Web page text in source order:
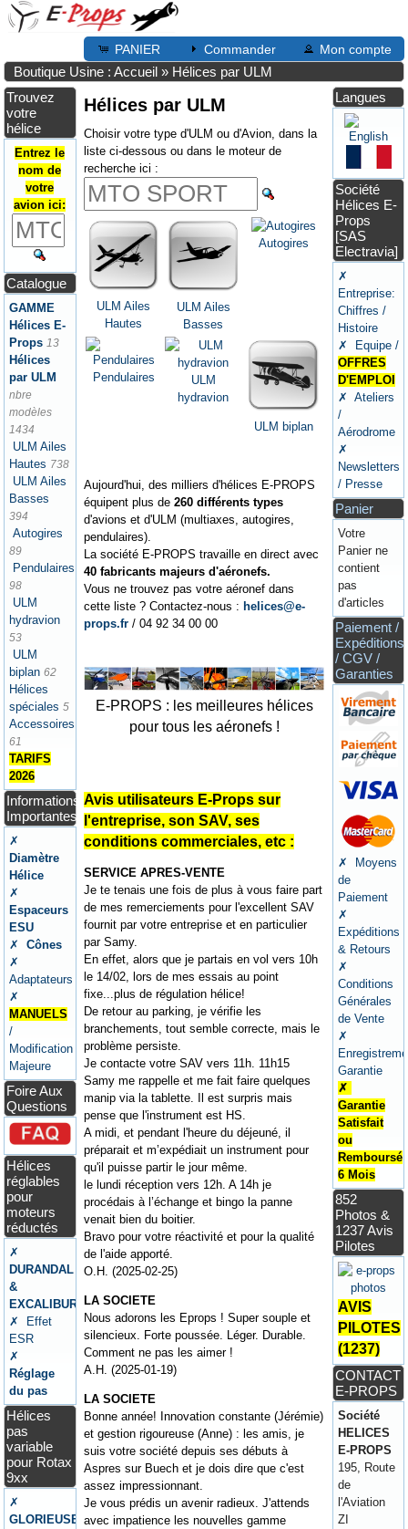
PANIER Commander Mon compte
Boutique Usine : Accueil » Hélices par ULM
Trouvez
votre
hélice
Entrez le
nom de
votre
avion ici:
Catalogue
GAMME
Hélices E-
Props 13
Hélices
par ULM
nbre
modèles
1434
ULM Ailes
Hautes 738
ULM Ailes
Basses
394
Autogires
89
Pendulaires
98
ULM
hydravion
53
ULM
biplan 62
Hélices
spéciales 5
Accessoires
61
TARIFS
2026
Informations
Importantes
✗
Diamètre
Hélice
✗
Espaceurs
ESU
✗
Cônes
✗
Adaptateurs
✗
MANUELS
/
Modification
Majeure
Foire Aux
Questions
Hélices
réglables
pour
moteurs
réductés
✗
DURANDAL
&
EXCALIBUR
✗ Effet
ESR
✗
Réglage
du pas
Hélices
pas
variable
pour Rotax
9xx
✗
GLORIEUSE
Hélices par ULM
Choisir votre type d'ULM ou d'Avion, dans la
liste ci-dessous ou dans le moteur de
recherche ici :
ULM Ailes
Hautes
ULM Ailes
Basses
Autogires
Pendulaires
ULM
hydravion
ULM biplan
Aujourd'hui, des milliers d'hélices E-PROPS
équipent plus de260 différents types
d'avions et d'ULM (multiaxes, autogires,
pendulaires).
La société E-PROPS travaille en direct avec
40 fabricants majeurs d'aéronefs.
Vous ne trouvez pas votre aéronef dans
cette liste ? Contactez-nous :helices@e-
props.fr / 04 92 34 00 00
E-PROPS : les meilleures hélices
pour tous les aéronefs !
Avis utilisateurs E-Props sur
l'entreprise, son SAV, ses
conditions commerciales, etc :
SERVICE APRES-VENTE
Je te tenais une fois de plus à vous faire part
de mes remerciements pour l'excellent SAV
fournit par votre entreprise et en particulier
par Samy.
En effet, alors que je partais en vol vers 10h
le 14/02, lors de mes essais au point
fixe...plus de régulation hélice!
De retour au parking, je vérifie les
branchements, tout semble correcte, mais le
problème persiste.
Je contacte votre SAV vers 11h. 11h15
Samy me rappelle et me fait faire quelques
manip via la tablette. Il est surpris mais
pense que l'instrument est HS.
A midi, et pendant l'heure du déjeuné, il
préparait et m’expédiait un instrument pour
qu'il puisse partir le jour même.
le lundi réception vers 12h. A 14h je
procédais à l’échange et bingo la panne
venait bien du boitier.
Bravo pour votre réactivité et pour la qualité
de l'aide apporté.
O.H. (2025-02-25)
LA SOCIETE
Nous adorons les Eprops ! Super souple et
silencieux. Forte poussée. Léger. Durable.
Comment ne pas les aimer !
A.H. (2025-01-19)
LA SOCIETE
Bonne année! Innovation constante (Jérémie)
et gestion rigoureuse (Anne) : les amis, je
suis votre société depuis ses débuts à
Aspres sur Buech et je dois dire que c'est
assez impressionnant.
Je vous prédis un avenir radieux. J'attends
avec impatience les nouvelles gamme
Langues
Société
Hélices E-
Props
[SAS
Electravia]
✗
Entreprise:
Chiffres /
Histoire
✗ Equipe /
OFFRES
D'EMPLOI
✗ Ateliers
/
Aérodrome
✗
Newsletters
/ Presse
Panier
Votre
Panier ne
contient
pas
d'articles
Paiement /
Expéditions
/ CGV /
Garanties
✗ Moyens
de
Paiement
✗
Expéditions
& Retours
✗
Conditions
Générales
de Vente
✗
Garantie
✗
Garantie
Satisfait
ou
Remboursé
6 Mois
852
Photos &
1237 Avis
Pilotes
AVIS
PILOTES
(1237)
CONTACT
E-PROPS
Société
HELICES
E-PROPS
195, Route
de
l'Aviation
ZI